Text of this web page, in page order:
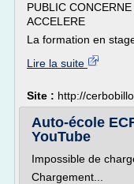
PUBLIC
ACCELERE
La formation en
Lire la suite
Site : http://
Auto-école
YouTube
Impossible de
Chargement...